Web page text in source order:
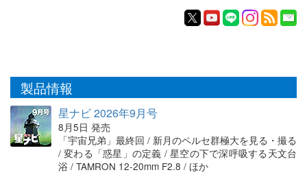
製品情報
星ナビ 2026年9月号
8月5日 発売
「宇宙兄弟」最終回 / 新月のペルセ群極大を見る・撮る
/ 変わる「惑星」の定義 / 星空の下で深呼吸する天文台
浴 / TAMRON 12-20mm F2.8 / ほか